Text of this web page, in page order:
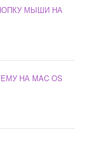
МЫШИ НА
НА MAC OS